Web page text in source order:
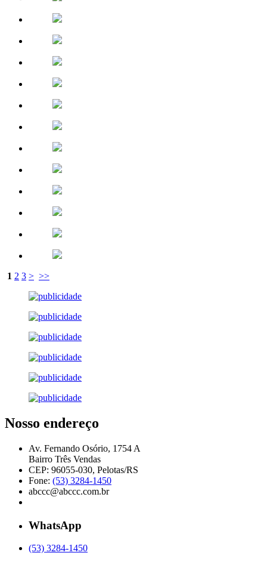
1 2 3 > >>
Nosso endereço
Av. Fernando Osório, 1754 A
Bairro Três Vendas
CEP: 96055-030, Pelotas/RS
Fone: (53) 3284-1450
abccc@abccc.com.br
WhatsApp
(53) 3284-1450